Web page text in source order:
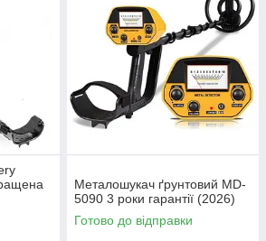
Металошукач ґрунтовий MD-
5090 3 роки гарантії (2026)
Готово до відправки